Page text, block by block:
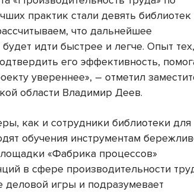
практик стали девять библиотек
что дальнейшее
идти быстрее и легче. Опыт
его эффективность,
увереннее», – отметил
области Владимир Деев.
как и сотрудники библиотеки для
обучения инструментам
«Фабрика процессов»
в сфере производительности
игры и подразумевает